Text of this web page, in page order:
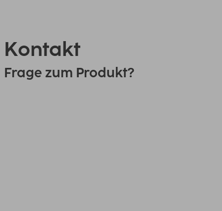
Kontakt
Frage zum Produkt?